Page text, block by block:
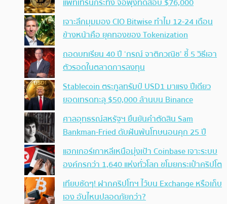
เจาะลึกมุมมอง CIO Bitwise ทำไม 12-24 เดือน
ข้างหน้าคือ ยุคทองของ Tokenization
ถอดบทเรียน 40 ปี ‘กรณ์ จาติกวณิช’ ชี้ 5 วิธีเอา
ตัวรอดในตลาดการลงทุน
Stablecoin ตระกูลทรัมป์ USD1 มาแรง ปีเดียว
ยอดเทรดทะลุ $50,000 ล้านบน Binance
ศาลอุทธรณ์สหรัฐฯ ยืนยันคำตัดสิน Sam
Bankman-Fried ดับฝันพ้นโทษนอนคุก 25 ปี
แฮกเกอร์เกาหลีเหนือมุ่งเป้า Coinbase เจาะระบบ
องค์กรกว่า 1,640 แห่งทั่วโลก ขโมยกระเป๋าคริปโต
เทียบชัดๆ! ฝากคริปโทฯ ไว้บน Exchange หรือเก็บ
เอง อันไหนปลอดภัยกว่า?